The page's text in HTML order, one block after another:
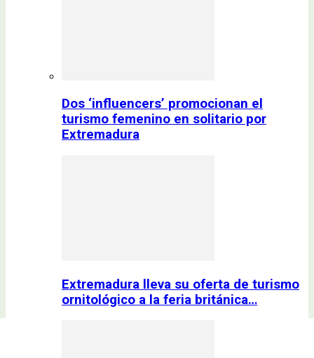
Dos ‘influencers’ promocionan el
turismo femenino en solitario por
Extremadura
Extremadura lleva su oferta de turismo
ornitológico a la feria británica…